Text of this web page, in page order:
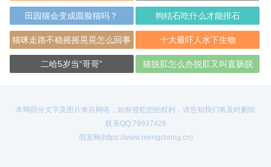
田园猫会变成圆脸猫吗？ 狗结石吃什么才能排石
猫咪走路不稳摇摇晃晃怎么回事 十大最吓人水下生物
二哈5岁当“哥哥” 猫脱肛怎么办脱肛又叫直肠脱
本网部分文字及图片来自网络，如有侵犯您的权利，请告知我们将及时删除
联系QQ:79937428
萌宠网(https://www.mengchong.cn)